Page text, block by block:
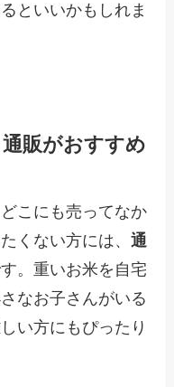
といいかもしれま
販がおすすめ
こにも売ってなか
くない方には、通
。重いお米を自宅
なお子さんがいる
い方にもぴったり